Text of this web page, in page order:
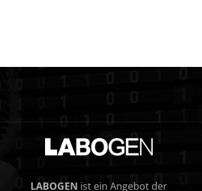
LABOGEN ist ein Angebot der